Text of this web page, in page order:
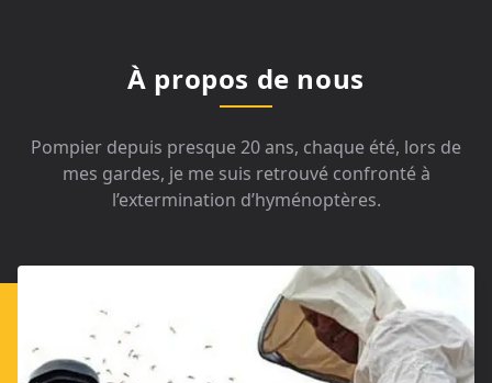
À propos de nous
Pompier depuis presque 20 ans, chaque été, lors de
mes gardes, je me suis retrouvé confronté à
l’extermination d’hyménoptères.